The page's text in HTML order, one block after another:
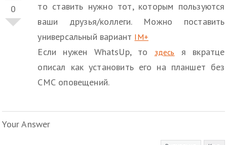
0
то ставить нужно тот, которым пользуются
ваши друзья/коллеги. Можно поставить
универсальный вариант IM+
Если нужен WhatsUp, то здесь
я вкратце
описал как установить его на планшет без
СМС оповещений.
Your Answer